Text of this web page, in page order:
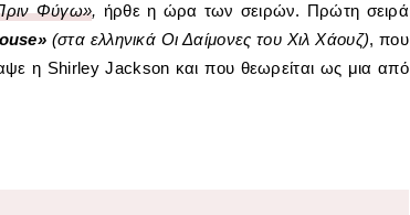
Φύγω», ήρθε η ώρα των σειρών. Πρώτη σειρά
» (στα ελληνικά Οι Δαίμονες του Χιλ Χάουζ), που
η Shirley Jackson και που θεωρείται ως μια από